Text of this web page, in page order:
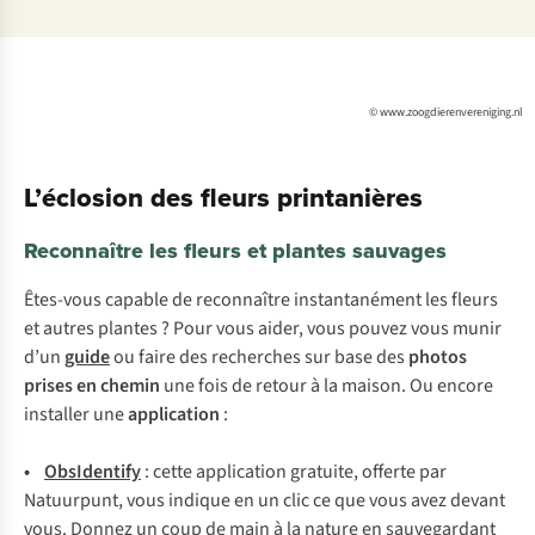
© www.zoogdierenvereniging.nl
L’éclosion des fleurs printanières
Reconnaître les fleurs et plantes sauvages
Êtes-vous capable de reconnaître instantanément les fleurs
et autres plantes ? Pour vous aider, vous pouvez vous munir
d’un guideou faire des recherches sur base des photos
prises en chemin une fois de retour à la maison. Ou encore
installer uneapplication :
• ObsIdentify:cetteapplication gratuite,offertepar
Natuurpunt,vous indiqueen uncliccequevous avezdevant
vous. Donnezuncoupdemain à la natureensauvegardant